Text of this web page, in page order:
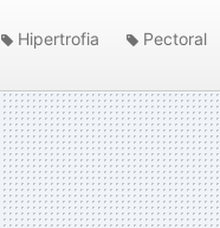
Hipertrofia Pectoral